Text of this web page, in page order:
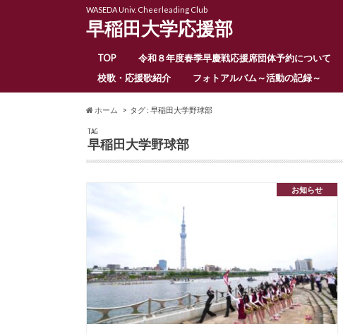
WASEDA Univ. Cheerleading Club
早稲田大学応援部
TOP 令和８年度春季早慶戦応援席団体予約について
校歌・応援歌紹介 フォトアルバム～活動の記録～
ホーム タグ : 早稲田大学野球部
TAG
早稲田大学野球部
お知らせ